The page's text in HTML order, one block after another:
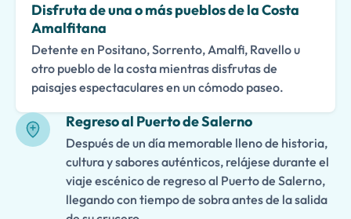
Disfruta de una o más pueblos de la Costa
Amalfitana
Detente en Positano, Sorrento, Amalfi, Ravello u
otro pueblo de la costa mientras disfrutas de
paisajes espectaculares en un cómodo paseo.
Regreso al Puerto de Salerno
Después de un día memorable lleno de historia,
cultura y sabores auténticos, relájese durante el
viaje escénico de regreso al Puerto de Salerno,
llegando con tiempo de sobra antes de la salida